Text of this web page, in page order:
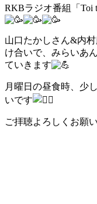
RKBラジオ番組「Toi
山口たかしさん&内
け合いで、みらいあ
ていきます
月曜日の昼食時、少
いです
ご拝聴よろしくお願